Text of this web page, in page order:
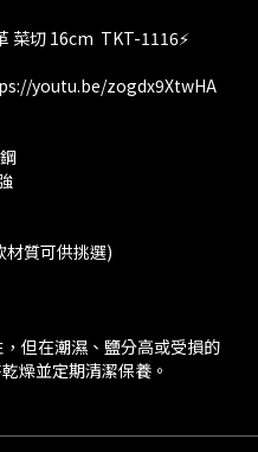
菜切 16cm TKT-1116⚡
youtu.be/zogdx9XtwHA
質可供挑選)
但在潮濕、鹽分高或受損的
燥並定期清潔保養。